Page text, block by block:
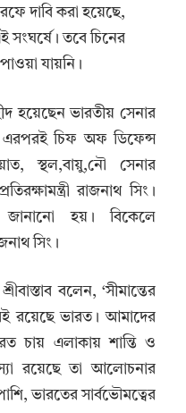
দাবি করা হয়েছে,
তবে চিনের
যায়নি।
হয়েছেন ভারতীয় সেনার
চিফ অফ ডিফেন্স
স্থল,বায়ু,নৌ সেনার
রাজনাথ সিং।
জানানো হয়। বিকেলে
সিং।
বলেন, ‘সীমান্তের
রয়েছে ভারত। আমাদের
চায় এলাকায় শান্তি ও
রয়েছে তা আলোচনার
ভারতের সার্বভৌমত্বের